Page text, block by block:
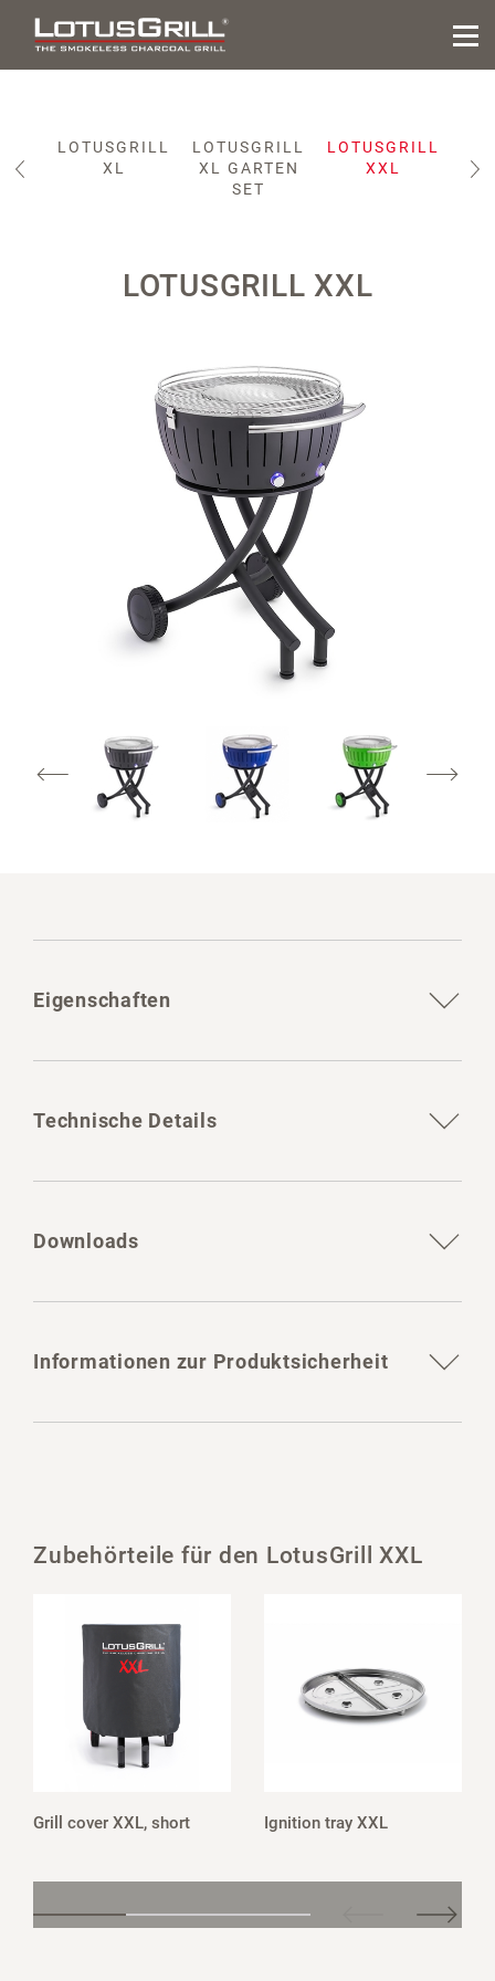
LOTUSGRILL
XL
LOTUSGRILL
XL GARTEN
SET
LOTUSGRILL
XXL
LOTUSGRILL XXL
Eigenschaften
Technische Details
Downloads
Informationen zur Produktsicherheit
Zubehörteile für den LotusGrill XXL
Grill cover XXL, short Ignition tray XXL